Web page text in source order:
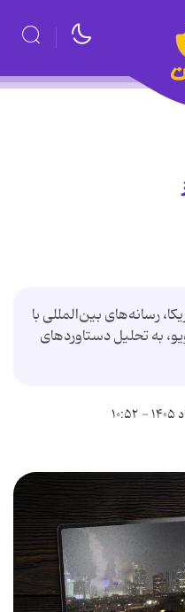
رسانه‌های بین‌المللی با
به تحلیل دستاوردهای